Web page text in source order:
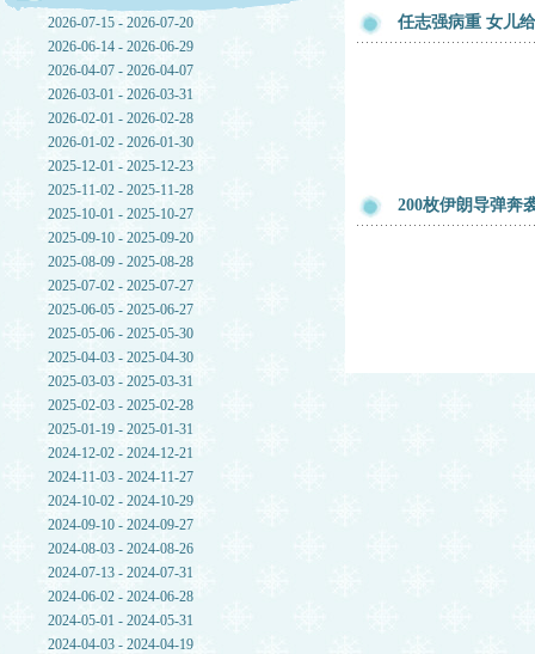
2026-07-15 - 2026-07-20
2026-06-14 - 2026-06-29
2026-04-07 - 2026-04-07
2026-03-01 - 2026-03-31
2026-02-01 - 2026-02-28
2026-01-02 - 2026-01-30
2025-12-01 - 2025-12-23
2025-11-02 - 2025-11-28
2025-10-01 - 2025-10-27
2025-09-10 - 2025-09-20
2025-08-09 - 2025-08-28
2025-07-02 - 2025-07-27
2025-06-05 - 2025-06-27
2025-05-06 - 2025-05-30
2025-04-03 - 2025-04-30
2025-03-03 - 2025-03-31
2025-02-03 - 2025-02-28
2025-01-19 - 2025-01-31
2024-12-02 - 2024-12-21
2024-11-03 - 2024-11-27
2024-10-02 - 2024-10-29
2024-09-10 - 2024-09-27
2024-08-03 - 2024-08-26
2024-07-13 - 2024-07-31
2024-06-02 - 2024-06-28
2024-05-01 - 2024-05-31
2024-04-03 - 2024-04-19
任志强病重 女儿
200枚伊朗导弹奔